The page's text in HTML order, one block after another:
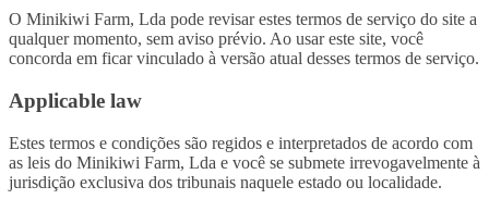
O Minikiwi Farm, Lda pode revisar estes termos de serviço do site a
qualquer momento, sem aviso prévio. Ao usar este site, você
concorda em ficar vinculado à versão atual desses termos de serviço.
Applicable law
Estes termos e condições são regidos e interpretados de acordo com
as leis do Minikiwi Farm, Lda e você se submete irrevogavelmente à
jurisdição exclusiva dos tribunais naquele estado ou localidade.